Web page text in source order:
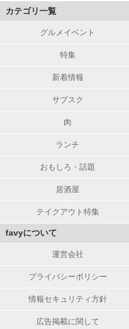
カテゴリ一覧
グルメイベント
特集
新着情報
サブスク
肉
ランチ
おもしろ・話題
居酒屋
テイクアウト特集
favyについて
運営会社
プライバシーポリシー
情報セキュリティ方針
広告掲載に関して